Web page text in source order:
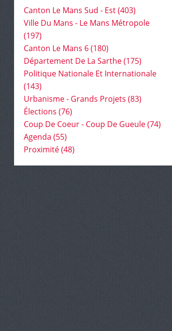
Canton Le Mans Sud - Est(403)
Ville Du Mans - Le Mans Métropole
(197)
Canton Le Mans 6(180)
Département De La Sarthe(175)
Politique Nationale Et Internationale
(143)
Urbanisme - Grands Projets (83)
Élections (76)
Coup De Coeur - Coup De Gueule(74)
Agenda (55)
Proximité(48)